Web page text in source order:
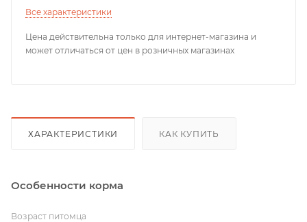
Все характеристики
Цена действительна только для интернет-магазина и
может отличаться от цен в розничных магазинах
ХАРАКТЕРИСТИКИ КАК КУПИТЬ
Особенности корма
Возраст питомца